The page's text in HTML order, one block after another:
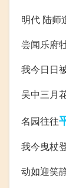
明代 陆师
尝闻乐府
我今日日
吴中三月
名园往往
我今曳杖
动如迎笑